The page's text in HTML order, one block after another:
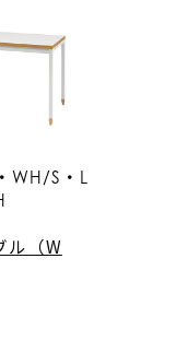
WH/S・L
ル（W